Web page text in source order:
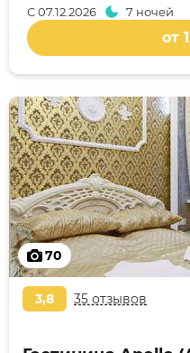
С07.12.2026 7 ночей
от
70
3,8 35 отзывов